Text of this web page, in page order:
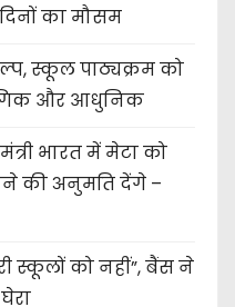
का मौसम
स्कूल पाठ्यक्रम को
और आधुनिक
भारत में मेटा को
की अनुमति देंगे –
स्कूलों को नहीं”, बैंस ने